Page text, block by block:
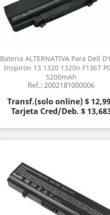
Bateria ALTERNATIVA Para Dell
Inspiron 13 1320 1320n F136T
5200mAh
Ref.: 2002181000006
Precio
Transf.(solo online) $
Tarjeta Cred/Deb. $
Vista rápida